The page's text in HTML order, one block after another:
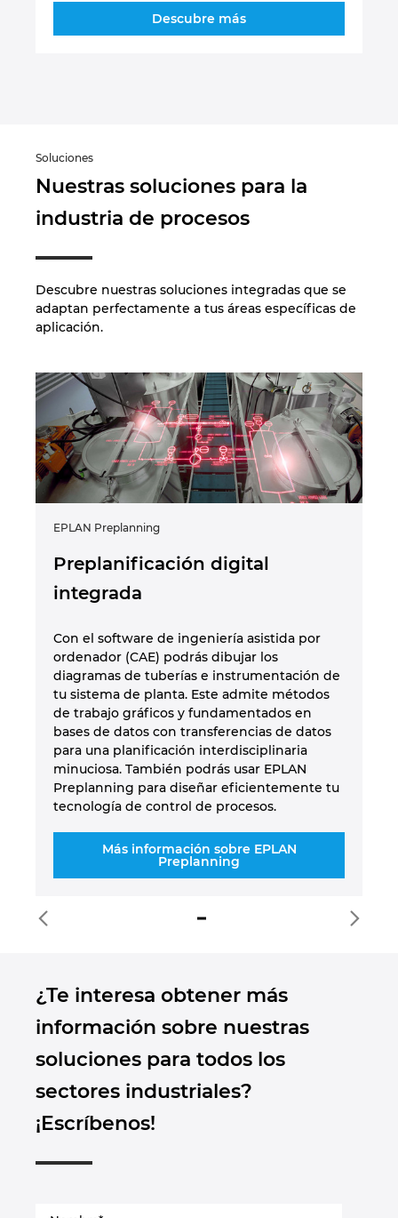
Descubre más
Soluciones
Nuestras soluciones para la
industria de procesos
Descubre nuestras soluciones integradas que se
adaptan perfectamente a tus áreas específicas de
aplicación.
EPLAN Preplanning
Preplanificación digital
integrada
Con el software de ingeniería asistida por
ordenador (CAE) podrás dibujar los
diagramas de tuberías e instrumentación de
tu sistema de planta. Este admite métodos
de trabajo gráficos y fundamentados en
bases de datos con transferencias de datos
para una planificación interdisciplinaria
minuciosa. También podrás usar EPLAN
Preplanning para diseñar eficientemente tu
tecnología de control de procesos.
Más información sobre EPLAN
Preplanning
¿Te interesa obtener más
información sobre nuestras
soluciones para todos los
sectores industriales?
¡Escríbenos!